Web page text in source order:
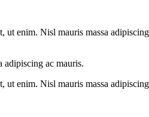
enim. Nisl mauris massa
adipiscing ac mauris.
enim. Nisl mauris massa